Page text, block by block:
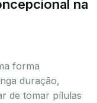
na
forma
duração,
de tomar pílulas